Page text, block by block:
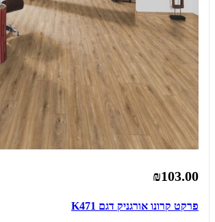
₪103.00
פרקט קרונו אורגניק דגם K471